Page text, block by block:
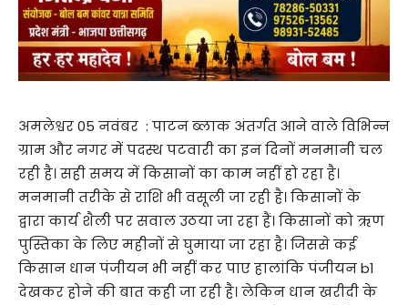
अमलेश्वर 05 नवंबर : पाटन ब्लाक अंतर्गत आने वाले विभिन्न
ग्राम और नगर में पदस्थ पटवारी का इन दिनों मनमानी चल
रही है। सही समय में किसानों का काम नहीं हो रहा है।
मनमानी तरीके से राशि भी वसूली जा रही है। किसानों के
द्वारा कार्य शैली पर सवाल उठया जा रहा हैं। किसानों को ऋण
पुस्तिका के लिए महीनों से घुमाया जा रहा है। जिससे कई
किसान धान पंजीयन भी नहीं कर पाए हालांकि पंजीयन b1
देखकर होने की बात कही जा रही है। लेकिन धान खरीदी के